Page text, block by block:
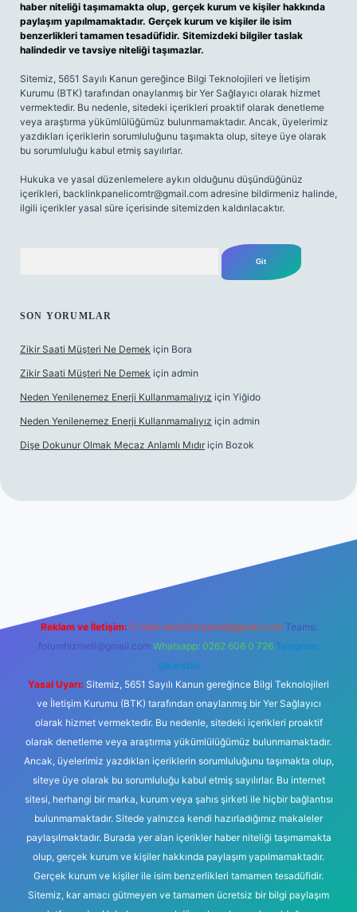
haber niteliği taşımamakta olup, gerçek kurum ve kişiler hakkında
paylaşım yapılmamaktadır. Gerçek kurum ve kişiler ile isim
benzerlikleri tamamen tesadüfidir. Sitemizdeki bilgiler taslak
halindedir ve tavsiye niteliği taşımazlar.
Sitemiz, 5651 Sayılı Kanun gereğince Bilgi Teknolojileri ve İletişim
Kurumu (BTK) tarafından onaylanmış bir Yer Sağlayıcı olarak hizmet
vermektedir. Bu nedenle, sitedeki içerikleri proaktif olarak denetleme
veya araştırma yükümlülüğümüz bulunmamaktadır. Ancak, üyelerimiz
yazdıkları içeriklerin sorumluluğunu taşımakta olup, siteye üye olarak
bu sorumluluğu kabul etmiş sayılırlar.
Hukuka ve yasal düzenlemelere aykırı olduğunu düşündüğünüz
içerikleri, backlinkpanelicomtr@gmail.com adresine bildirmeniz halinde,
ilgili içerikler yasal süre içerisinde sitemizden kaldırılacaktır.
SON YORUMLAR
Zikir Saati Müşteri Ne Demek için Bora
Zikir Saati Müşteri Ne Demek için admin
Neden Yenilenemez Enerji Kullanmamalıyız için Yiğido
Neden Yenilenemez Enerji Kullanmamalıyız için admin
Dişe Dokunur Olmak Mecaz Anlamlı Mıdır için Bozok
Reklam ve İletişim: E-mail: backlinkpaneli@gmail.com Teams:
forumhizmeti@gmail.com Whatsapp: 0262 606 0 726 Telegram:
@karabul
Yasal Uyarı: Sitemiz, 5651 Sayılı Kanun gereğince Bilgi Teknolojileri
ve İletişim Kurumu (BTK) tarafından onaylanmış bir Yer Sağlayıcı
olarak hizmet vermektedir. Bu nedenle, sitedeki içerikleri proaktif
olarak denetleme veya araştırma yükümlülüğümüz bulunmamaktadır.
Ancak, üyelerimiz yazdıkları içeriklerin sorumluluğunu taşımakta olup,
siteye üye olarak bu sorumluluğu kabul etmiş sayılırlar. Bu internet
sitesi, herhangi bir marka, kurum veya şahıs şirketi ile hiçbir bağlantısı
bulunmamaktadır. Sitede yalnızca kendi hazırladığımız makaleler
paylaşılmaktadır. Burada yer alan içerikler haber niteliği taşımamakta
olup, gerçek kurum ve kişiler hakkında paylaşım yapılmamaktadır.
Gerçek kurum ve kişiler ile isim benzerlikleri tamamen tesadüfidir.
Sitemiz, kar amacı gütmeyen ve tamamen ücretsiz bir bilgi paylaşım